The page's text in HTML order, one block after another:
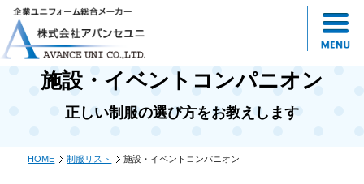
施設・イベントコンパニオン
正しい制服の選び方をお教えします
HOME 制服リスト 施設・イベントコンパニオン